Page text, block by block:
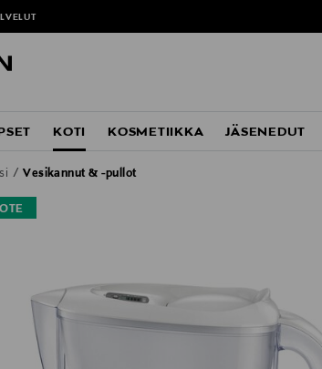
KOTI KOSMETIIKKA JÄSENEDUT
Vesikannut & -pullot